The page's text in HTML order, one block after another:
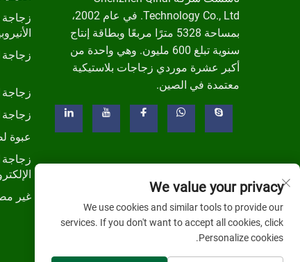
Technology Co., Ltd. في عام 2002،
بمساحة 5328 مترًا مربعًا وبطاقة إنتاج
سنوية تبلغ 600 مليون. وهي واحدة من
أكبر عشرة موردي زجاجات بلاستيكية
معتمدة في الصين.
زجاجة
زجاجة
زجاجة
عبوة
زجاجة
غير
We value your privacy
We use cookies and similar tools to provide our
services. If you don't want to accept all cookies, click
Personalize cookies.